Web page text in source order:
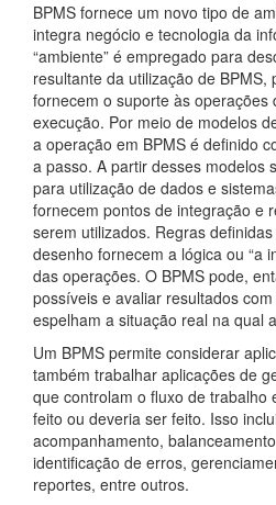
BPMS fornece um novo tipo de
integra negócio e tecnologia da
“ambiente” é empregado para
resultante da utilização de BPMS,
fornecem o suporte às operações
execução. Por meio de modelos
a operação em BPMS é definido
a passo. A partir desses modelos
para utilização de dados e
fornecem pontos de integração e
serem utilizados. Regras
desenho fornecem a lógica ou “a
das operações. O BPMS pode,
possíveis e avaliar resultados
espelham a situação real na qual
Um BPMS permite considerar
também trabalhar aplicações de
que controlam o fluxo de trabalho
feito ou deveria ser feito. Isso
acompanhamento,
identificação de erros,
reportes, entre outros.